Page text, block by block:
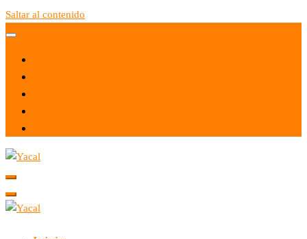
Saltar al contenido
Yacal micro hosting